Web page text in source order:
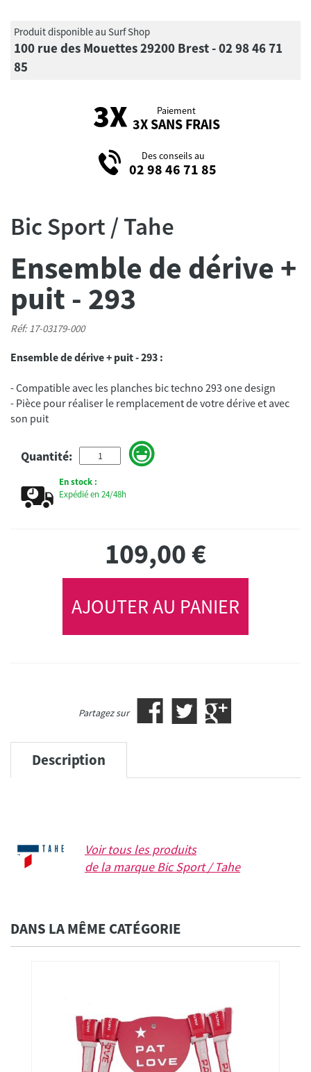
Produit disponible au Surf Shop
100 rue des Mouettes 29200 Brest - 02 98 46 71
85
Paiement
3X SANS FRAIS
Des conseils au
02 98 46 71 85
Bic Sport / Tahe
Ensemble de dérive +
puit - 293
Réf: 17-03179-000
Ensemble de dérive + puit - 293 :
- Compatible avec les planches bic techno 293 one design
- Pièce pour réaliser le remplacement de votre dérive et avec
son puit
Quantité:
En stock :
Expédié en 24/48h
109,00€
AJOUTER AU PANIER
Partagez sur
Description
Voir tous les produits
de la marqueBic Sport / Tahe
DANS LA MÊME CATÉGORIE